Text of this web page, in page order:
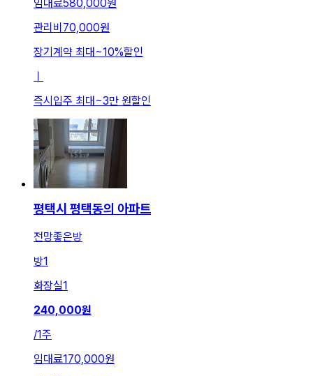
임대료580,000원
관리비 70,000원
장기계약 최대~10%할인
ㅣ
즉시입주 최대~3만 원할인
평택시 평택동의 아파트
전망좋은방
방1
화장실1
240,000원
/1주
임대료170,000원